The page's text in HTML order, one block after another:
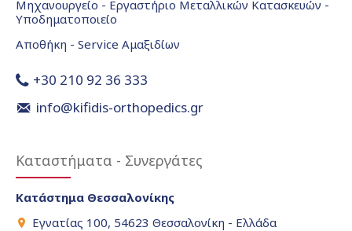
Μηχανουργείο - Εργαστήριο Μεταλλικών Κατασκευών -
Υποδηματοποιείο
Αποθήκη - Service Αμαξιδίων
+30 210 92 36 333
info@kifidis-orthopedics.gr
Καταστήματα - Συνεργάτες
Κατάστημα Θεσσαλονίκης
Εγνατίας 100, 54623 Θεσσαλονίκη - Ελλάδα